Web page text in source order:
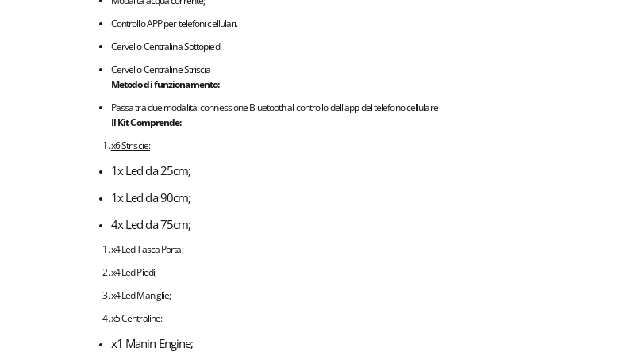
Controllo APP per telefoni cellulari.
Cervello Centralina Sottopiedi
Cervello Centraline Striscia
Metodo di funzionamento:
Passa tra due modalità: connessione Bluetooth al controllo dell'app del telefono cellulare
Il Kit Comprende:
x6 Striscie:
1x Led da 25cm;
1x Led da 90cm;
4x Led da 75cm;
x4 Led Tasca Porta;
x4 Led Piedi;
x4 Led Maniglie;
x5 Centraline:
x1 Manin Engine;